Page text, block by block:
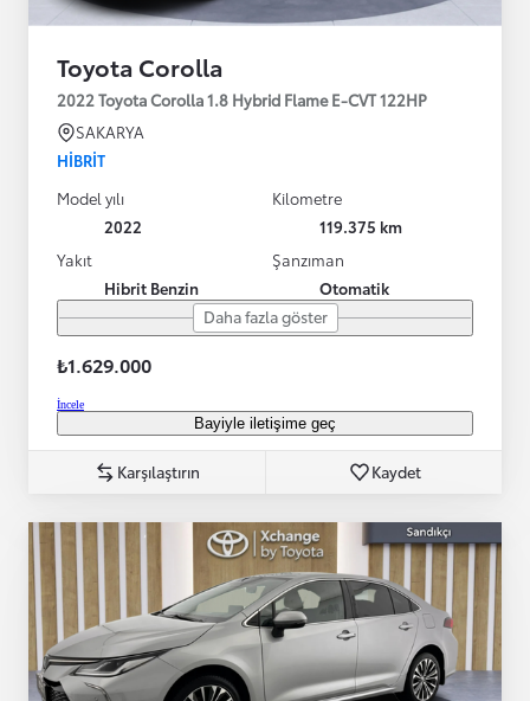
Toyota Corolla
2022 Toyota Corolla 1.8 Hybrid Flame E-CVT 122HP
SAKARYA
HIBRIT
Model yılı
2022
Kilometre
119.375 km
Yakıt
Hibrit Benzin
Şanzıman
Otomatik
Daha fazla göster
₺1.629.000
İncele
Bayiyle iletişime geç
Karşılaştırın Kaydet